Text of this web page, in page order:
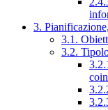
3.
3.1.
3.2.